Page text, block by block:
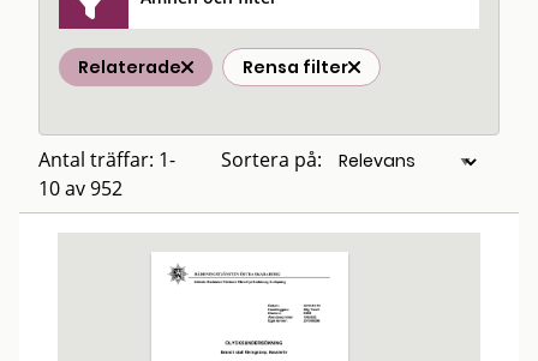
Relaterade Rensa filter
Antal träffar: 1-
10 av 952
Sortera på: